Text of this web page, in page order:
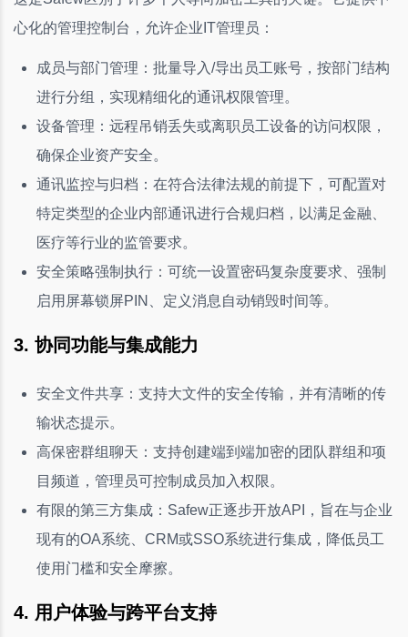
心化的管理控制台，允许企业IT管理员：
成员与部门管理：批量导入/导出员工账号，按部门结构
进行分组，实现精细化的通讯权限管理。
设备管理：远程吊销丢失或离职员工设备的访问权限，
确保企业资产安全。
通讯监控与归档：在符合法律法规的前提下，可配置对
特定类型的企业内部通讯进行合规归档，以满足金融、
医疗等行业的监管要求。
安全策略强制执行：可统一设置密码复杂度要求、强制
启用屏幕锁屏PIN、定义消息自动销毁时间等。
3. 协同功能与集成能力
安全文件共享：支持大文件的安全传输，并有清晰的传
输状态提示。
高保密群组聊天：支持创建端到端加密的团队群组和项
目频道，管理员可控制成员加入权限。
有限的第三方集成：Safew正逐步开放API，旨在与企业
现有的OA系统、CRM或SSO系统进行集成，降低员工
使用门槛和安全摩擦。
4. 用户体验与跨平台支持